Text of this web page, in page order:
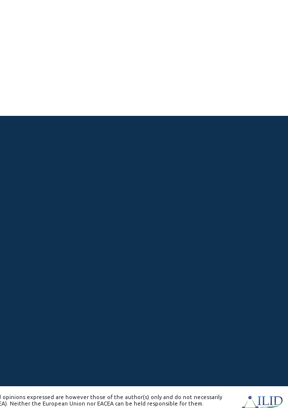
expressed are however those of the author(s) only and do not necessarily
Neither the European Union nor EACEA can be held responsible for them.